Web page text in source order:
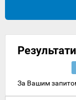
За Вашим